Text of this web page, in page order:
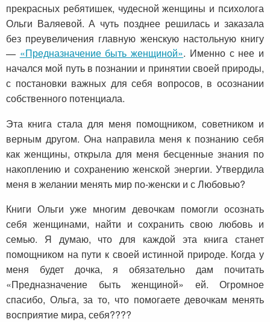
прекрасных ребятишек, чудесной женщины и психолога
Ольги Валяевой. А чуть позднее решилась и заказала
без преувеличения главную женскую настольную книгу
— «Предназначение быть женщиной». Именно с нее и
начался мой путь в познании и принятии своей природы,
с постановки важных для себя вопросов, в осознании
собственного потенциала.
Эта книга стала для меня помощником, советником и
верным другом. Она направила меня к познанию себя
как женщины, открыла для меня бесценные знания по
накоплению и сохранению женской энергии. Утвердила
меня в желании менять мир по-женски и с Любовью?
Книги Ольги уже многим девочкам помогли осознать
себя женщинами, найти и сохранить свою любовь и
семью. Я думаю, что для каждой эта книга станет
помощником на пути к своей истинной природе. Когда у
меня будет дочка, я обязательно дам почитать
«Предназначение быть женщиной» ей. Огромное
спасибо, Ольга, за то, что помогаете девочкам менять
восприятие мира, себя????